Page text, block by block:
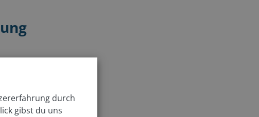
durch
gibst du uns